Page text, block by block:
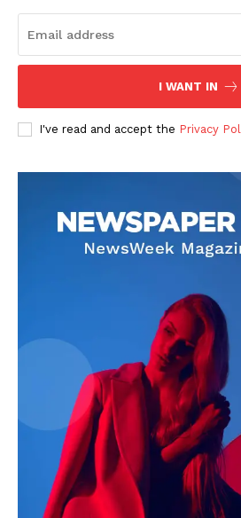
I WANT IN
I've read and accept the Privacy